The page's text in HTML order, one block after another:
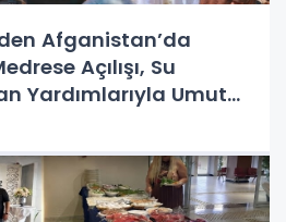
Afganistan’da
Açılışı, Su
Yardımlarıyla Umut